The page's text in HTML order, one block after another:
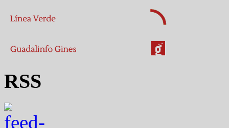
RSS